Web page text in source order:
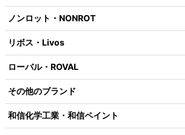
ノンロット・NONROT
リボス・Livos
ローバル・ROVAL
その他のブランド
和信化学工業・和信ペイント